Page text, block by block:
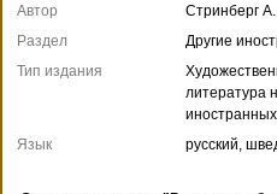
Автор
Стринберг А.
Раздел
Другие
Тип издания
литература
Язык
русский,